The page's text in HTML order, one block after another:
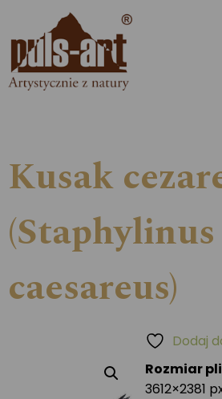
Kusak
(Staphylinus
caesareus)
Rozmiar
3612×2381
Dodaj